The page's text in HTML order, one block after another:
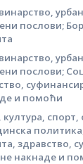
послови;
послови;
и помоћи
култура,
здравство,
накнаде и